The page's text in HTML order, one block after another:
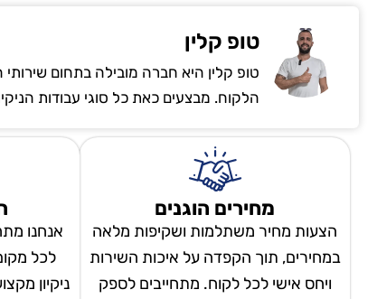
טופ קלין
טופ קלין היא חברה מובילה בתחום שירותי
הלקוח. מבצעים כאת כל סוגי עבודות
מחירים הוגנים
הצעות מחיר משתלמות ושקיפות מלאה
במחירים, תוך הקפדה על איכות השירות
ויחס אישי לכל לקוח. מתחייבים לספק
אנחנו
לכל
ניקיון